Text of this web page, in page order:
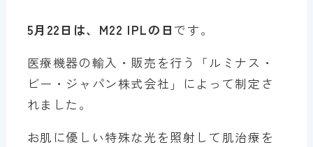
5月22日は、M22 IPLの日 です。
医療機器の輸入・販売を行う「ルミナス・
ビー・ジャパン株式会社」によって制定さ
れました。
お肌に優しい特殊な光を照射して肌治療を